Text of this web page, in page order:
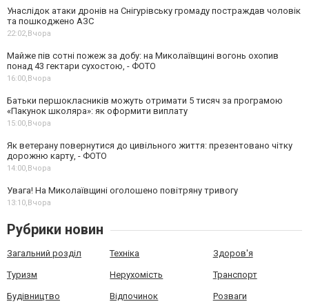
Унаслідок атаки дронів на Снігурівську громаду постраждав чоловік
та пошкоджено АЗС
22:02, Вчора
Майже пів сотні пожеж за добу: на Миколаївщині вогонь охопив
понад 43 гектари сухостою, - ФОТО
16:00, Вчора
Батьки першокласників можуть отримати 5 тисяч за програмою
«Пакунок школяра»: як оформити виплату
15:00, Вчора
Як ветерану повернутися до цивільного життя: презентовано чітку
дорожню карту, - ФОТО
14:00, Вчора
Увага! На Миколаївщині оголошено повітряну тривогу
13:10, Вчора
Рубрики новин
Загальний розділ Техніка Здоров'я
Туризм Нерухомість Транспорт
Будівництво Відпочинок Розваги